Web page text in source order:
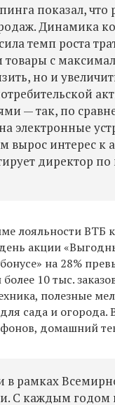
показал, что
Динамика
темп роста
товары с
но и
— так, по
электронные
вырос интерес
директор
лояльности ВТБ
акции
на 28%
10 тыс.
полезные
сада и
домашний
в рамках
С каждым